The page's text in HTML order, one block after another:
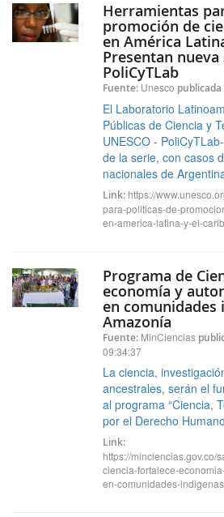
Herramientas
promoción de
en América
Presentan nueva
PoliCyTLab
Fuente: Unesco publicada
El Laboratorio
Públicas de Ciencia y
UNESCO -
de la serie, con casos
nacionales de
Link: https://
para-politicas-de-
en-america-latina-y-el-
Programa de
economía y
en comunidades
Amazonía
Fuente: MinCiencias
09:34:37
La ciencia,
ancestrales, serán el
al programa “Ciencia,
por el Derecho
Link:
https://minciencias.gov.co/
ciencia-fortalece-
en-comunidades-indigenas